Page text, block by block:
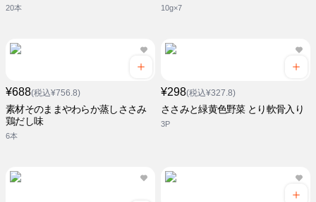
20本 10g×7
¥688(税込¥756.8)
素材そのままやわらか蒸しささみ
鶏だし味
6本
¥298(税込¥327.8)
ささみと緑黄色野菜 とり軟骨入り
3P